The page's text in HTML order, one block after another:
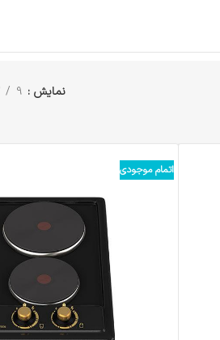
نمایش 9
اتمام موجودی